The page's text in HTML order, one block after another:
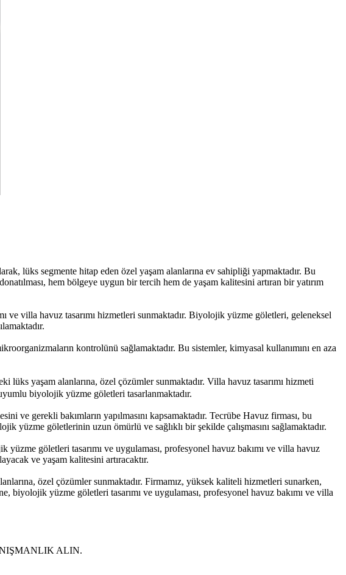
lüks segmente hitap eden özel yaşam alanlarına ev sahipliği yapmaktadır. Bu
hem bölgeye uygun bir tercih hem de yaşam kalitesini artıran bir yatırım
villa havuz tasarımı hizmetleri sunmaktadır. Biyolojik yüzme göletleri, geleneksel
kontrolünü sağlamaktadır. Bu sistemler, kimyasal kullanımını en aza
yaşam alanlarına, özel çözümler sunmaktadır. Villa havuz tasarımı hizmeti
biyolojik yüzme göletleri tasarlanmaktadır.
gerekli bakımların yapılmasını kapsamaktadır. Tecrübe Havuz firması, bu
göletlerinin uzun ömürlü ve sağlıklı bir şekilde çalışmasını sağlamaktadır.
göletleri tasarımı ve uygulaması, profesyonel havuz bakımı ve villa havuz
ve yaşam kalitesini artıracaktır.
özel çözümler sunmaktadır. Firmamız, yüksek kaliteli hizmetleri sunarken,
yüzme göletleri tasarımı ve uygulaması, profesyonel havuz bakımı ve villa
ALIN.